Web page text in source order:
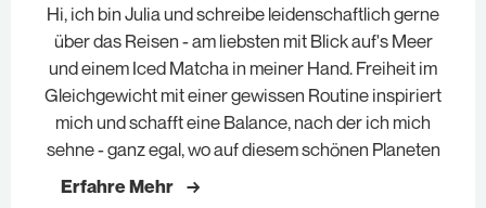
Hi, ich bin Julia und schreibe leidenschaftlich gerne
über das Reisen - am liebsten mit Blick auf's Meer
und einem Iced Matcha in meiner Hand. Freiheit im
Gleichgewicht mit einer gewissen Routine inspiriert
mich und schafft eine Balance, nach der ich mich
sehne - ganz egal, wo auf diesem schönen Planeten
Erfahre Mehr →